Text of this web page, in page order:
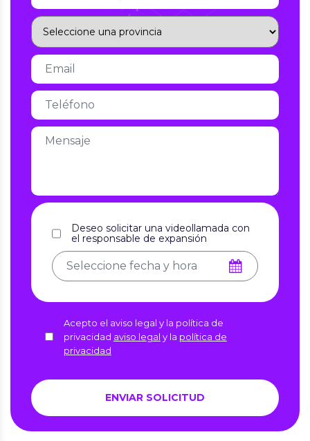
Deseo solicitar una videollamada con
el responsable de expansión
Acepto el aviso legal y la política de
privacidad aviso legal y la política de
privacidad